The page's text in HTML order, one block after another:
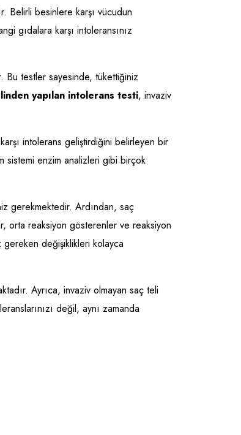
Belirli besinlere karşı vücudun
gıdalara karşı intoleransınız
Bu testler sayesinde, tükettiğiniz
yapılan intolerans testi, invaziv
intolerans geliştirdiğini belirleyen bir
sistemi enzim analizleri gibi birçok
gerekmektedir. Ardından, saç
orta reaksiyon gösterenler ve reaksiyon
değişiklikleri kolayca
Ayrıca, invaziv olmayan saç teli
değil, aynı zamanda